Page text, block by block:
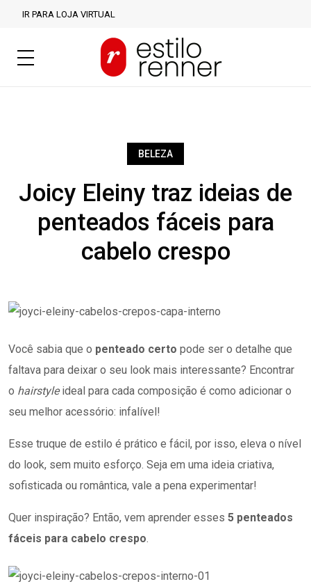
IR PARA LOJA VIRTUAL
BELEZA
Joicy Eleiny traz ideias de
penteados fáceis para
cabelo crespo
Você sabia que o penteado certo pode ser o detalhe que
faltava para deixar o seu look mais interessante? Encontrar
o hairstyleideal para cada composição é como adicionar o
seu melhor acessório: infalível!
Esse truque de estilo é prático e fácil, por isso, eleva o nível
do look, sem muito esforço. Seja em uma ideia criativa,
sofisticada ou romântica, vale a pena experimentar!
Quer inspiração? Então, vem aprender esses 5 penteados
fáceis para cabelo crespo.